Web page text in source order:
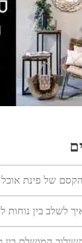
של פינת אוכל
לשלב בין נוחות